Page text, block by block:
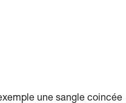
une sangle coincée